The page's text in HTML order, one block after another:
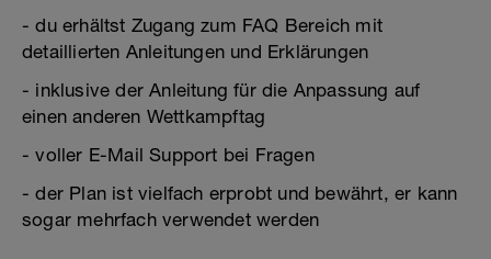
- du erhältst Zugang zum FAQ Bereich mit
detaillierten Anleitungen und Erklärungen
- inklusive der Anleitung für die Anpassung auf
einen anderen Wettkampftag
- voller E-Mail Support bei Fragen
- der Plan ist vielfach erprobt und bewährt, er kann
sogar mehrfach verwendet werden